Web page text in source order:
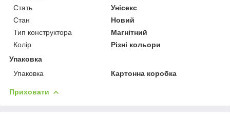
Стать
Унісекс
Стан
Новий
Тип конструктора
Магнітний
Колір
Різні кольори
Упаковка
Упаковка
Картонна коробка
Приховати